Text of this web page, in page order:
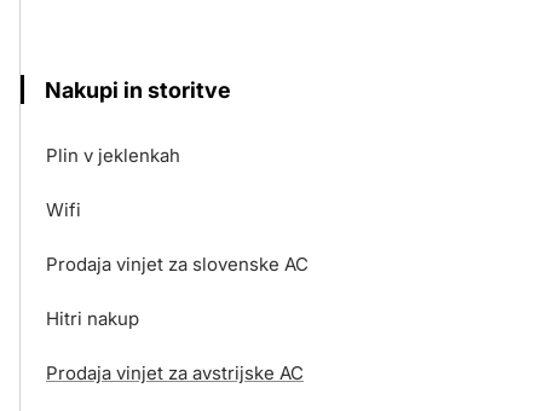
Nakupi in storitve
Plin v jeklenkah
Wifi
Prodaja vinjet za slovenske AC
Hitri nakup
Prodaja vinjet za avstrijske AC